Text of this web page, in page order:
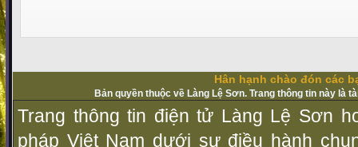
Hân hạnh chào đón các
Bản quyền thuộc về Làng Lệ Sơn. Trang thông tin này là
Trang thông tin điện tử Làng Lệ Sơn
pháp Vịệt Nam dưới sự điều hành